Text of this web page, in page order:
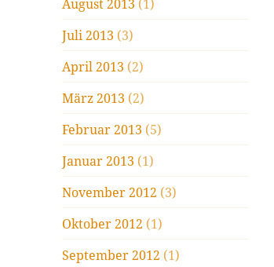
August 2013 (1)
Juli 2013 (3)
April 2013 (2)
März 2013 (2)
Februar 2013 (5)
Januar 2013 (1)
November 2012 (3)
Oktober 2012 (1)
September 2012 (1)